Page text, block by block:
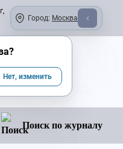
Город: Москва
Поиск по журналу
?
Нет, изменить